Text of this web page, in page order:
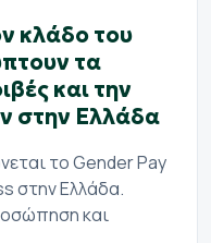
κλάδο του
τα
και την
στην Ελλάδα
το Gender Pay
στην Ελλάδα.
και